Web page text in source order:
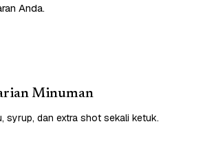
Anda.
Minuman
syrup, dan extra shot sekali ketuk.